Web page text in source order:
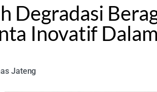
Degradasi
Inovatif
Jateng